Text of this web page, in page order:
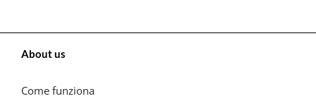
About us
Come funziona